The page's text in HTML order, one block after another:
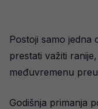
Postoji samo jedna
prestati važiti
međuvremenu
Godišnja primanja